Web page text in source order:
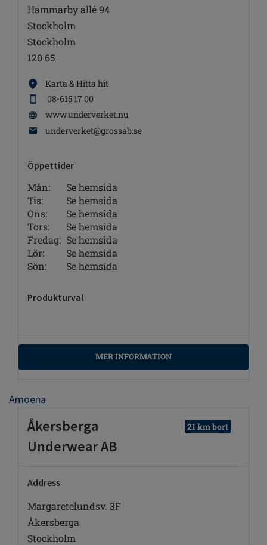
Hammarby allé 94
Stockholm
Stockholm
120 65
Karta & Hitta hit
08-615 17 00
www.underverket.nu
underverket@grossab.se
Öppettider
Mån:
Se hemsida
Tis:
Se hemsida
Ons:
Se hemsida
Tors:
Se hemsida
Fredag: Se hemsida
Lör:
Se hemsida
Sön:
Se hemsida
Produkturval
MER INFORMATION
Amoena
Åkersberga
Underwear AB
21 km bort
Address
Margaretelundsv. 3F
Åkersberga
Stockholm